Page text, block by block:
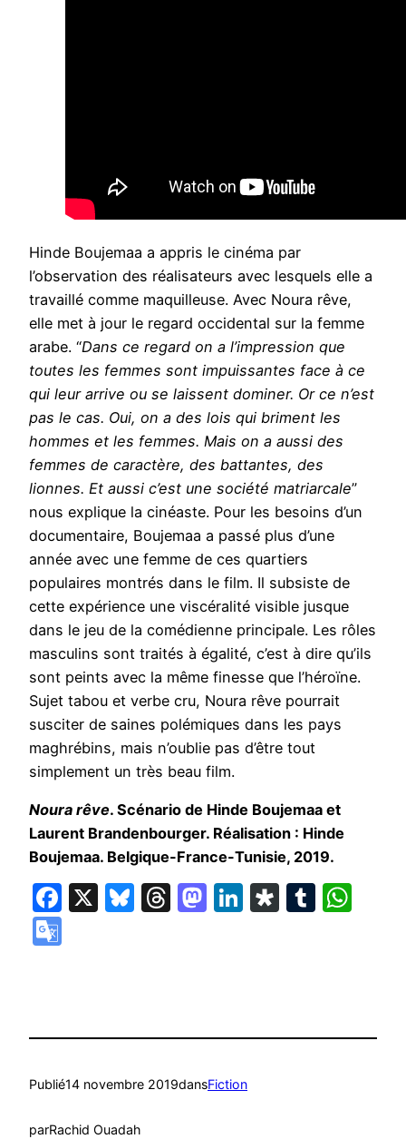
Hinde Boujemaa a appris le cinéma par
l’observation des réalisateurs avec lesquels elle a
travaillé comme maquilleuse. Avec Noura rêve,
elle met à jour le regard occidental sur la femme
arabe. “Dans ce regard on a l’impression que
toutes les femmes sont impuissantes face à ce
qui leur arrive ou se laissent dominer. Or ce n’est
pas le cas. Oui, on a des lois qui briment les
hommes et les femmes. Mais on a aussi des
femmes de caractère, des battantes, des
lionnes. Et aussi c’est une société matriarcale”
nous explique la cinéaste. Pour les besoins d’un
documentaire, Boujemaa a passé plus d’une
année avec une femme de ces quartiers
populaires montrés dans le film. Il subsiste de
cette expérience une viscéralité visible jusque
dans le jeu de la comédienne principale. Les rôles
masculins sont traités à égalité, c’est à dire qu’ils
sont peints avec la même finesse que l’héroïne.
Sujet tabou et verbe cru, Noura rêve pourrait
susciter de saines polémiques dans les pays
maghrébins, mais n’oublie pas d’être tout
simplement un très beau film.
Noura rêve. Scénario de Hinde Boujemaa et
Laurent Brandenbourger. Réalisation : Hinde
Boujemaa. Belgique-France-Tunisie, 2019.
Facebook
X Bluesky
Threads
Mastodon
LinkedIn
Diaspora
Publié14 novembre 2019dansFiction
parRachid Ouadah